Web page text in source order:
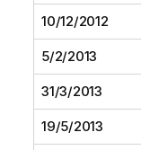
10/12/2012
5/2/2013
31/3/2013
19/5/2013